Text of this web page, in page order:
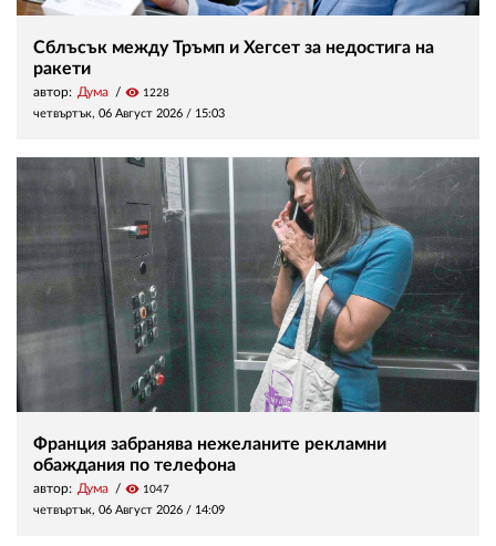
Сблъсък между Тръмп и Хегсет за недостига на
ракети
автор: Дума visibility 1228
четвъртък, 06 Август 2026 / 15:03
Франция забранява нежеланите рекламни
обаждания по телефона
автор: Дума visibility 1047
четвъртък, 06 Август 2026 / 14:09